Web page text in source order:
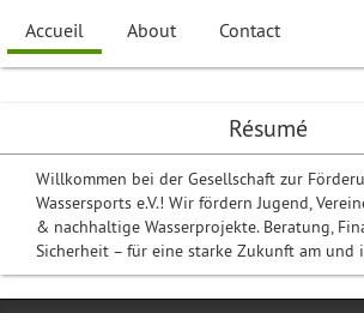
Accueil About Contact
Résumé
Willkommen bei der Gesellschaft zur
Wassersports e.V.! Wir fördern Jugend,
& nachhaltige Wasserprojekte. Beratung,
Sicherheit – für eine starke Zukunft am und